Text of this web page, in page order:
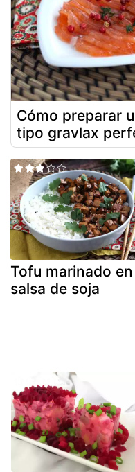
Cómo preparar
tipo gravlax
Tofu marinado en
salsa de soja